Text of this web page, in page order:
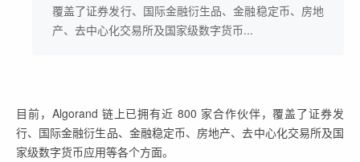
覆盖了证券发行、国际金融衍生品、金融稳定币、房地
产、去中心化交易所及国家级数字货币...
目前，Algorand 链上已拥有近 800 家合作伙伴，覆盖了证券发
行、国际金融衍生品、金融稳定币、房地产、去中心化交易所及国
家级数字货币应用等各个方面。